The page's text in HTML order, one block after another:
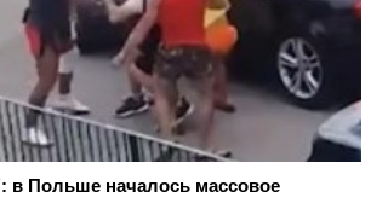
в Польше началось массовое